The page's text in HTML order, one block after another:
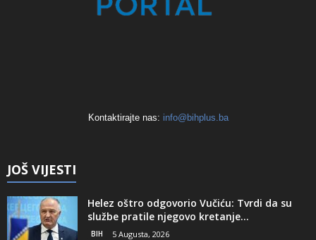
Kontaktirajte nas: info@bihplus.ba
JOŠ VIJESTI
Helez oštro odgovorio Vučiću: Tvrdi da su
službe pratile njegovo kretanje...
BIH 5 Augusta, 2026